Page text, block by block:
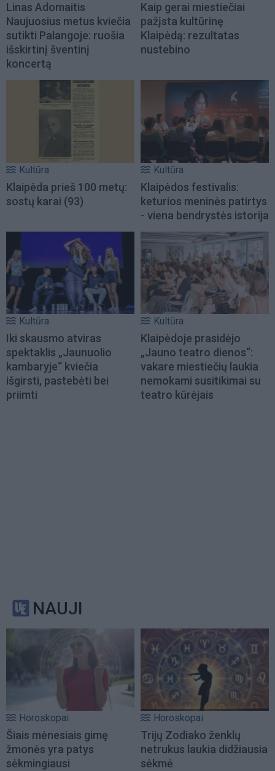
Linas Adomaitis
Naujuosius metus kviečia
sutikti Palangoje: ruošia
išskirtinį šventinį
koncertą
Kaip gerai miestiečiai
pažįsta kultūrinę
Klaipėdą: rezultatas
nustebino
Kultūra
Klaipėda prieš 100 metų:
sostų karai (93)
Kultūra
Klaipėdos festivalis:
keturios meninės patirtys
- viena bendrystės istorija
Kultūra
Iki skausmo atviras
spektaklis „Jaunuolio
kambaryje“ kviečia
išgirsti, pastebėti bei
priimti
Kultūra
Klaipėdoje prasidėjo
„Jauno teatro dienos“:
vakare miestiečių laukia
nemokami susitikimai su
teatro kūrėjais
NAUJI
Horoskopai
Šiais mėnesiais gimę
žmonės yra patys
sėkmingiausi
Horoskopai
Trijų Zodiako ženklų
netrukus laukia didžiausia
sėkmė